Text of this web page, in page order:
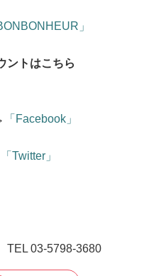
」
ントはこちら
「Facebook」
「Twitter」
TEL 03-5798-3680